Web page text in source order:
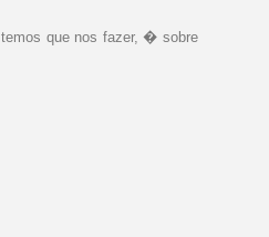
que nos fazer, � sobre